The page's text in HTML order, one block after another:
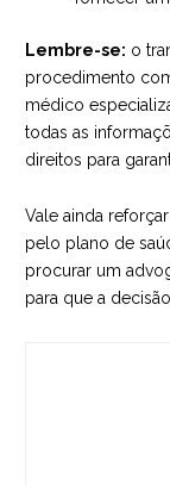
Lembre-se: o
procedimento
médico
todas as
direitos para
Vale ainda
pelo plano de
procurar um
para que a